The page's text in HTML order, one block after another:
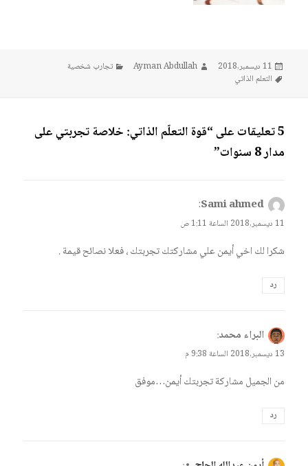
نُشرت
في
11 ديسمبر,2018 الكاتبAyman Abdullah التصنيفات
تجارب شخصية
الوسومالتعلم الذاتي
5 تعليقات على “قوة التعلّم الذاتي: خلاصة تجربتي على
مدار 8 سنوات”
يقول
Sami ahmed
:
11 ديسمبر,2018 الساعة 1:11 ص
شكرا لك اخي أيمن علي مشاركتك تجربتك ، فعلا نصائح قيمة .
رد
يقول
البراء محمد:
13 ديسمبر,2018 الساعة 9:38 م
من الجميل مشاركة تجربتك أيمن…موفق
رد